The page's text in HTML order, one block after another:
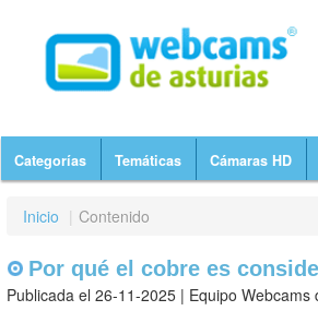
Categorías Temáticas Cámaras HD
Inicio | Contenido
Por qué el cobre es
Publicada el 26-11-2025 | Equipo Webcams